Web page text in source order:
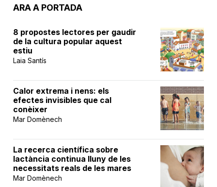
ARA A PORTADA
8 propostes lectores per gaudir
de la cultura popular aquest
estiu
Laia Santís
Calor extrema i nens: els
efectes invisibles que cal
conèixer
Mar Domènech
La recerca científica sobre
lactància continua lluny de les
necessitats reals de les mares
Mar Domènech